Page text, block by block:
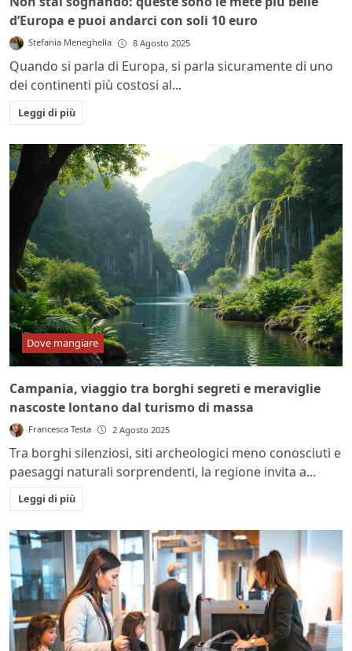
d’Europa e puoi andarci con soli 10 euro
Stefania Meneghella 8 Agosto 2025
Quando si parla di Europa, si parla sicuramente di uno
dei continenti più costosi al...
Leggi di più
Dove mangiare
Campania, viaggio tra borghi segreti e meraviglie
nascoste lontano dal turismo di massa
Francesca Testa 2 Agosto 2025
Tra borghi silenziosi, siti archeologici meno conosciuti e
paesaggi naturali sorprendenti, la regione invita a...
Leggi di più